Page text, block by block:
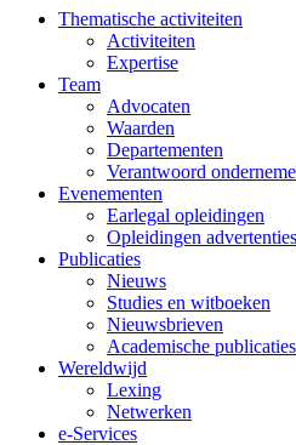
Thematische activiteiten
Activiteiten
Expertise
Team
Advocaten
Waarden
Departementen
Verantwoord
Evenementen
Earlegal opleidingen
Opleidingen advertenties
Publicaties
Nieuws
Studies en witboeken
Nieuwsbrieven
Academische publicaties
Wereldwijd
Lexing
Netwerken
e-Services